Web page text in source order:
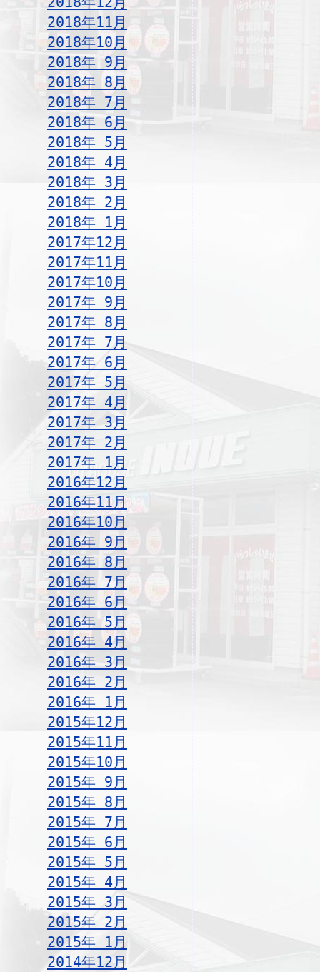
2018年11月
2018年10月
2018年 9月
2018年 8月
2018年 7月
2018年 6月
2018年 5月
2018年 4月
2018年 3月
2018年 2月
2018年 1月
2017年12月
2017年11月
2017年10月
2017年 9月
2017年 8月
2017年 7月
2017年 6月
2017年 5月
2017年 4月
2017年 3月
2017年 2月
2017年 1月
2016年12月
2016年11月
2016年10月
2016年 9月
2016年 8月
2016年 7月
2016年 6月
2016年 5月
2016年 4月
2016年 3月
2016年 2月
2016年 1月
2015年12月
2015年11月
2015年10月
2015年 9月
2015年 8月
2015年 7月
2015年 6月
2015年 5月
2015年 4月
2015年 3月
2015年 2月
2015年 1月
2014年12月